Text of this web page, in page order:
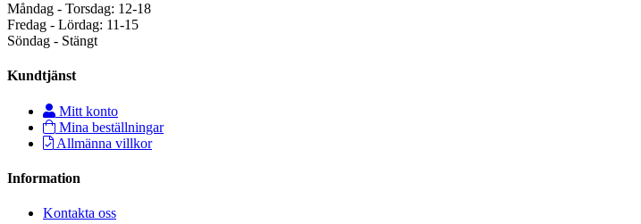
Måndag - Torsdag: 12-18
Fredag - Lördag: 11-15
Söndag - Stängt
Kundtjänst
Mitt konto
Mina beställningar
Allmänna villkor
Information
Kontakta oss